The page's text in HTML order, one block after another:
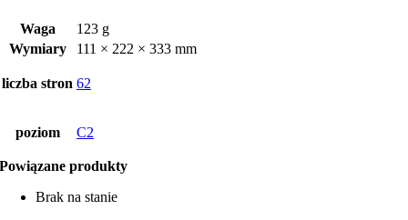
Waga
123 g
Wymiary
111 × 222 × 333 mm
liczba stron 62
poziom C2
Powiązane produkty
Brak na stanie